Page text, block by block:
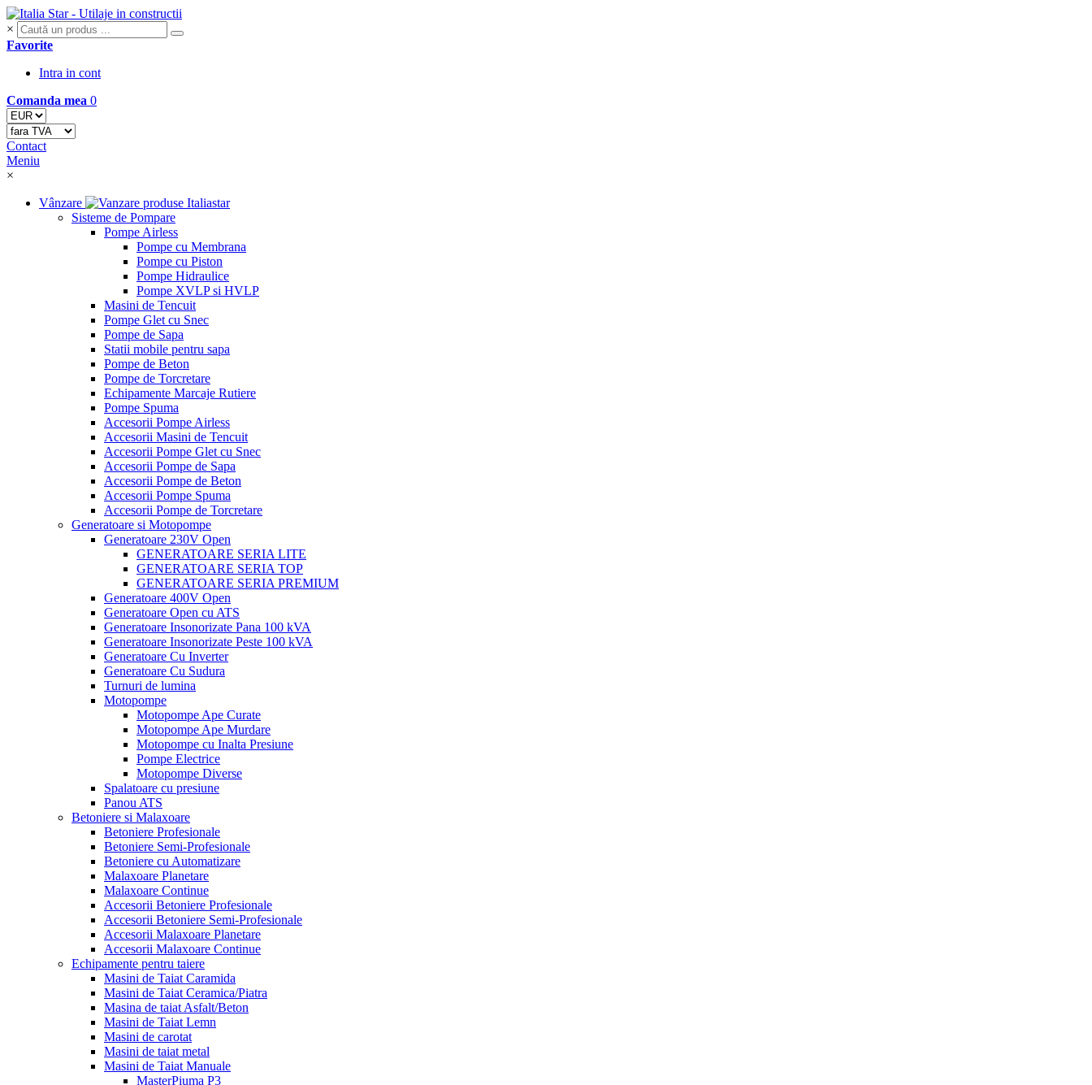
×
Favorite
Intra in cont
Comanda mea 0
Contact
Meniu
×
Vânzare
Sisteme de Pompare
Pompe Airless
Pompe cu Membrana
Pompe cu Piston
Pompe Hidraulice
Pompe XVLP si HVLP
Masini de Tencuit
Pompe Glet cu Snec
Pompe de Sapa
Statii mobile pentru sapa
Pompe de Beton
Pompe de Torcretare
Echipamente Marcaje Rutiere
Pompe Spuma
Accesorii Pompe Airless
Accesorii Masini de Tencuit
Accesorii Pompe Glet cu Snec
Accesorii Pompe de Sapa
Accesorii Pompe de Beton
Accesorii Pompe Spuma
Accesorii Pompe de Torcretare
Generatoare si Motopompe
Generatoare 230V Open
GENERATOARE SERIA LITE
GENERATOARE SERIA TOP
GENERATOARE SERIA PREMIUM
Generatoare 400V Open
Generatoare Open cu ATS
Generatoare Insonorizate Pana 100 kVA
Generatoare Insonorizate Peste 100 kVA
Generatoare Cu Inverter
Generatoare Cu Sudura
Turnuri de lumina
Motopompe
Motopompe Ape Curate
Motopompe Ape Murdare
Motopompe cu Inalta Presiune
Pompe Electrice
Motopompe Diverse
Spalatoare cu presiune
Panou ATS
Betoniere si Malaxoare
Betoniere Profesionale
Betoniere Semi-Profesionale
Betoniere cu Automatizare
Malaxoare Planetare
Malaxoare Continue
Accesorii Betoniere Profesionale
Accesorii Betoniere Semi-Profesionale
Accesorii Malaxoare Planetare
Accesorii Malaxoare Continue
Echipamente pentru taiere
Masini de Taiat Caramida
Masini de Taiat Ceramica/Piatra
Masina de taiat Asfalt/Beton
Masini de Taiat Lemn
Masini de carotat
Masini de taiat metal
Masini de Taiat Manuale
MasterPiuma P3